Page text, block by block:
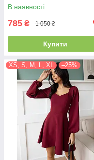
В наявності
785 ₴ 1 050 ₴
Купити
XS, S, M, L, XL –25%